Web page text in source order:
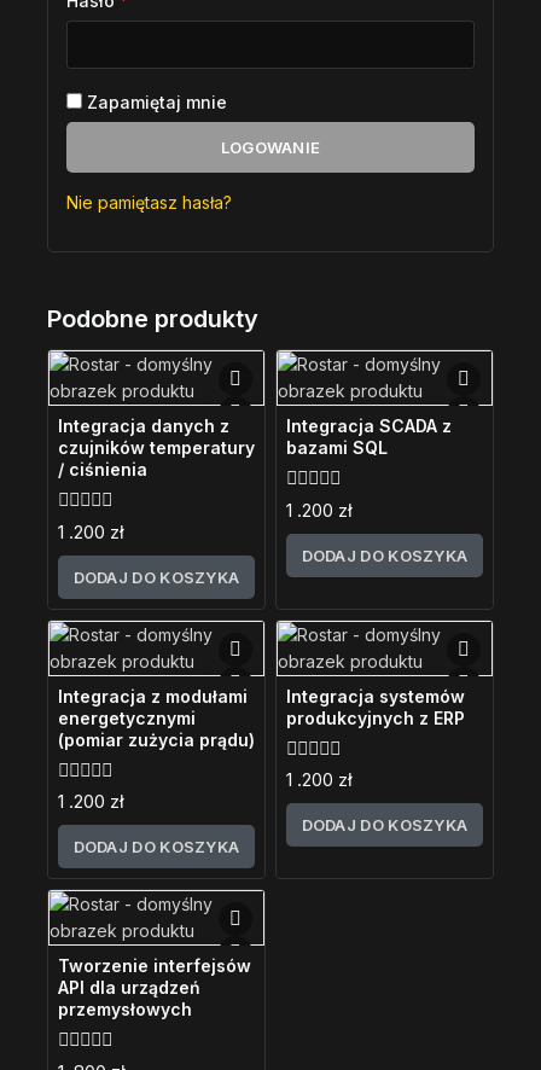
Zapamiętaj mnie
LOGOWANIE
Nie pamiętasz hasła?
Podobne produkty
Integracja danych z
czujników temperatury
/ ciśnienia
0
z
5
1 .200 zł
DODAJ DO KOSZYKA
Integracja SCADA z
bazami SQL
0
z
5
1 .200 zł
DODAJ DO KOSZYKA
Integracja z modułami
energetycznymi
(pomiar zużycia prądu)
0
5
1 .200 zł
DODAJ DO KOSZYKA
Integracja systemów
produkcyjnych z ERP
0
5
1 .200 zł
DODAJ DO KOSZYKA
Tworzenie interfejsów
API dla urządzeń
przemysłowych